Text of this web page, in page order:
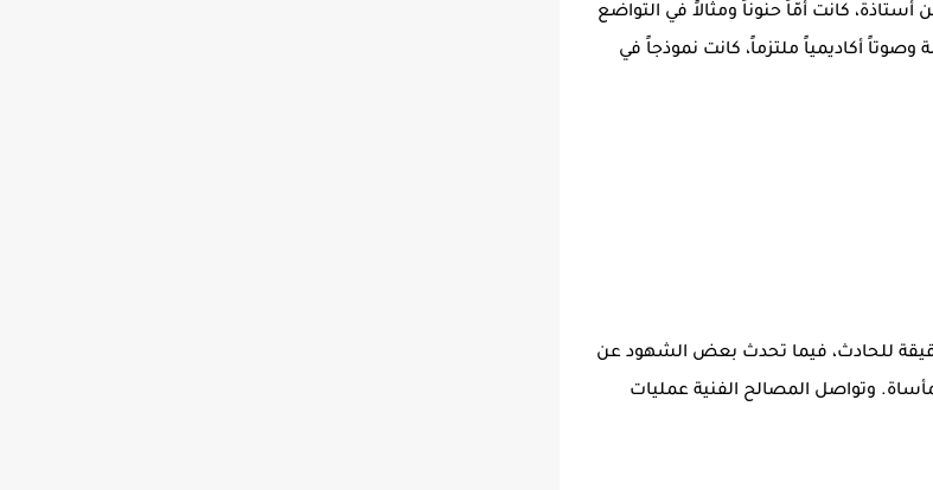
كانت أمّاً حنوناً ومثالاً في التواضع
وصوتاً أكاديمياً ملتزماً، كانت نموذجاً في
للحادث، فيما تحدث بعض الشهود عن
وتواصل المصالح الفنية عمليات